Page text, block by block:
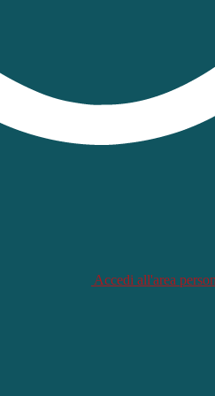
Accedi all'area